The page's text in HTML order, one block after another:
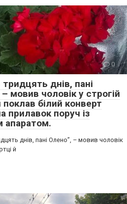
0
тридцять днів, пані
мовив чоловік у строгій
поклав білий конверт
прилавок поруч із
апаратом.
днів, пані Олено”, – мовив чоловік
й